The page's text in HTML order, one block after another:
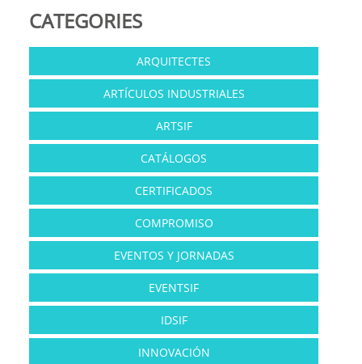
CATEGORIES
ARQUITECTES
ARTÍCULOS INDUSTRIALES
ARTSIF
CATÁLOGOS
CERTIFICADOS
COMPROMISO
EVENTOS Y JORNADAS
EVENTSIF
IDSIF
INNOVACIÓN